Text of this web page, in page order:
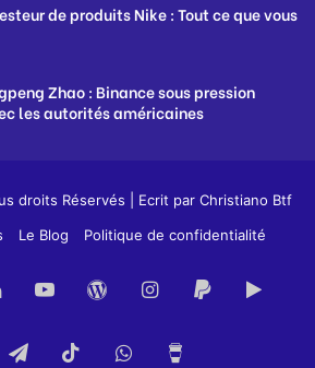
de produits Nike : Tout ce que vous
Zhao : Binance sous pression
les autorités américaines
droits Réservés | Ecrit par Christiano Btf
Le Blog Politique de confidentialité
LinkedinYouTubeWordPress
Instagram
PayPal
TelegramTikTokWhatsApp